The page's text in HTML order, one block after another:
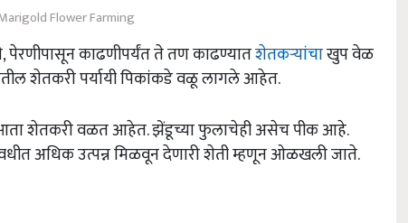
Flower Farming
पेरणीपासून काढणीपर्यंत ते तण काढण्यातशेतकऱ्यांचाखुप वेळ
शेतकरी पर्यायी पिकांकडे वळू लागले आहेत.
शेतकरी वळत आहेत. झेंडूच्या फुलाचेही असेच पीक आहे.
अधिक उत्पन्न मिळवून देणारी शेती म्हणून ओळखली जाते.